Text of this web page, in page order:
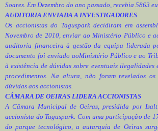
Soares. Em Dezembro do ano passado, recebia 5863
AUDITORIA ENVIADA A INVESTIGADORES
Os accionistas do Taguspark decidiram em
Novembro de 2010, enviar ao Ministério Público e
auditoria financeira à gestão da equipa liderada
documento foi enviado aoMinistério Público e ao
à existência de dúvidas sobre eventuais ilegalidades
procedimentos. Na altura, não foram revelados os
dúvidas aos accionistas.
CÂMARA DE OEIRAS LIDERA ACCIONISTAS
A Câmara Municipal de Oeiras, presidida por
accionista do Taguspark. Com uma participação de
do parque tecnológico, a autarquia de Oeiras